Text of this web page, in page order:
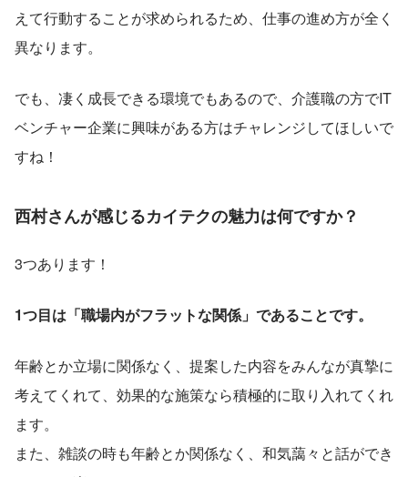
えて行動することが求められるため、仕事の進め方が全く
異なります。
でも、凄く成長できる環境でもあるので、介護職の方でIT
ベンチャー企業に興味がある方はチャレンジしてほしいで
すね！
西村さんが感じるカイテクの魅力は何ですか？
3つあります！
1つ目は「職場内がフラットな関係」であることです。
年齢とか立場に関係なく、提案した内容をみんなが真摯に
考えてくれて、効果的な施策なら積極的に取り入れてくれ
ます。
また、雑談の時も年齢とか関係なく、和気藹々と話ができ